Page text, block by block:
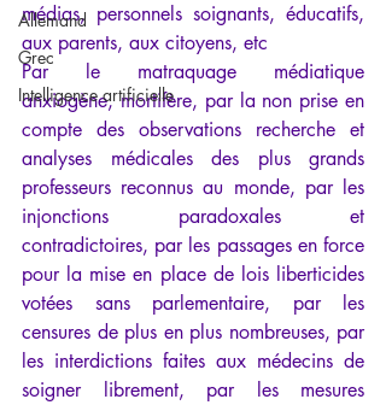
Allemand
Grec
Intelligence artificielle
médias, personnels soignants, éducatifs,
aux parents, aux citoyens, etc
Par le matraquage médiatique
anxiogène, mortifère, par la non prise en
compte des observations recherche et
analyses médicales des plus grands
professeurs reconnus au monde, par les
injonctions paradoxales et
contradictoires, par les passages en force
pour la mise en place de lois liberticides
votées sans parlementaire, par les
censures de plus en plus nombreuses, par
les interdictions faites aux médecins de
soigner librement, par les mesures